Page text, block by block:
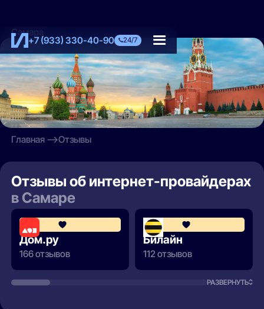
+7 (933) 330-40-90 24/7
Самара
Главная Отзывы
Отзывы об интернет-провайдерах
в Самаре
4.3
Дом.ру
166 отзывов
Билайн
112 отзывов
РАЗВЕРНУТЬ